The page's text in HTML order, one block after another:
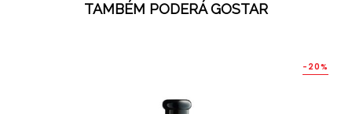
TAMBÉM PODERÁ GOSTAR
-20%